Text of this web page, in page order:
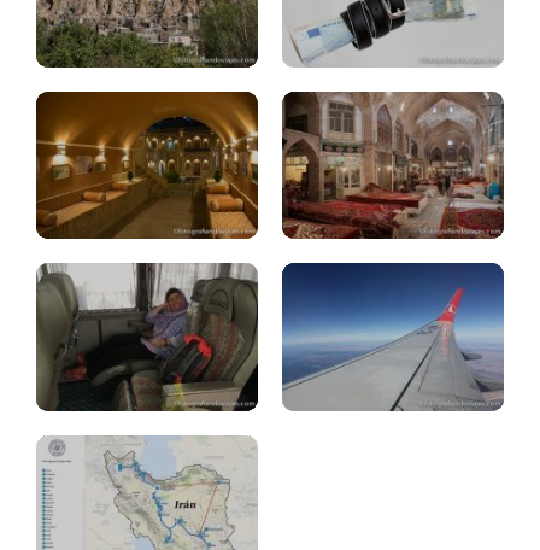
Irán:
alojamiento
Tabriz
Irán:
transporte
Irán:
visado
Irán:
ruta.28.días